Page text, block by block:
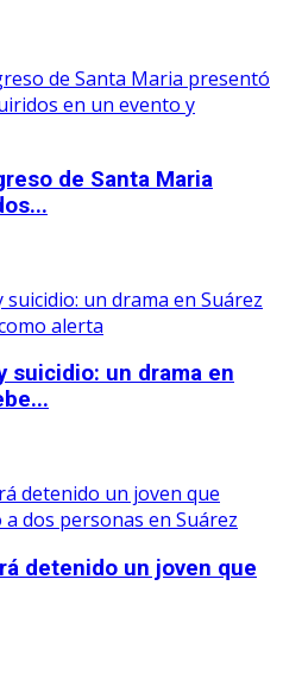
de Santa Maria
suicidio: un drama en
detenido un joven que